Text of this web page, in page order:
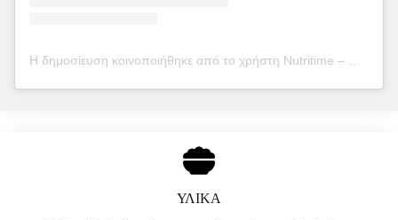
Η δημοσίευση κοινοποιήθηκε από το χρήστη Nutritime – Μαρία Βουτσινά (@nutritime_mv)
ΥΛΙΚΑ